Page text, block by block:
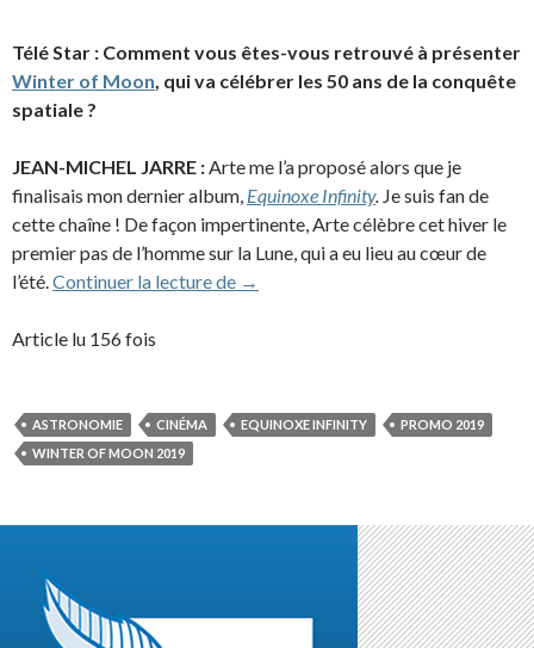
Télé Star : Comment vous êtes-vous retrouvé à présenter
Winter of Moon , qui va célébrer les 50 ans de la conquête
spatiale ?
JEAN-MICHEL JARRE : Arte me l’a proposé alors que je
finalisais mon dernier album, Equinoxe Infinity. Je suis fan de
cette chaîne ! De façon impertinente, Arte célèbre cet hiver le
premier pas de l’homme sur la Lune, qui a eu lieu au cœur de
l’été. Continuer la lecture de Interview à Téléstar (11/01/2019)
→
Article lu 156 fois
ASTRONOMIE CINÉMA EQUINOXE INFINITY
PROMO 2019
WINTER OF MOON 2019